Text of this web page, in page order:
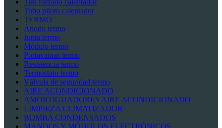
Tiro forzado calentador
Tubo piloto calentador
TERMO
Ánodo termo
Junta termo
Módulo termo
Portavainas termo
Resistencia termo
Termostato termo
Válvula de seguridad termo
AIRE ACONDICIONADO
AMORTIGUADORES AIRE ACONDICIONADO
LIMPIEZA CLIMATIZADOR
BOMBA CONDENSADOS